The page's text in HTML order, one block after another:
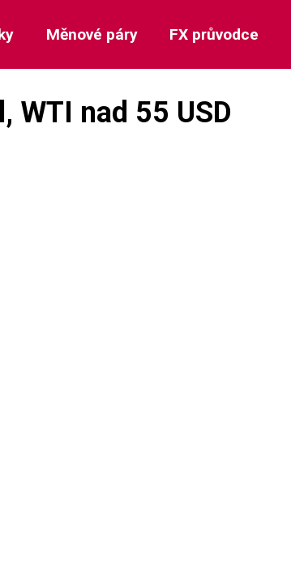
Měnové páry FX průvodce
WTI nad 55 USD